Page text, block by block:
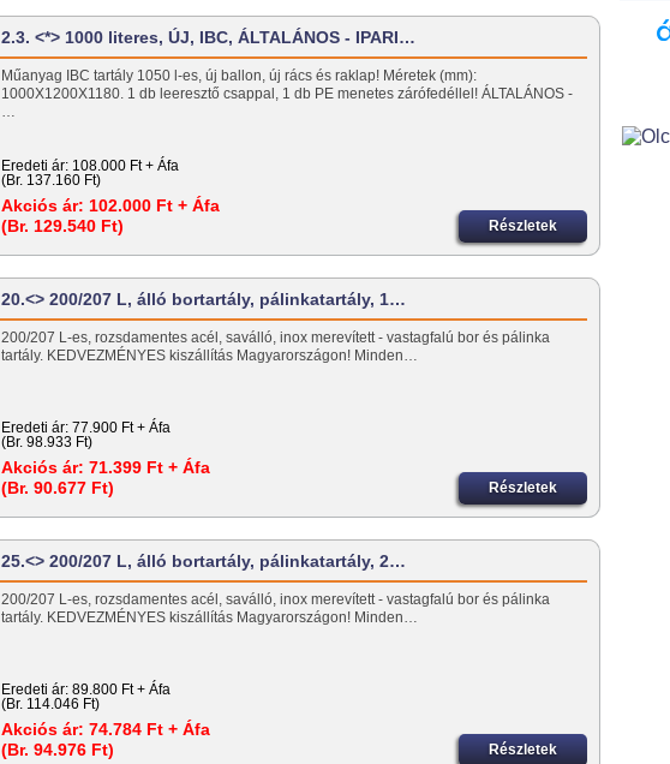
2.3. <*> 1000 literes, ÚJ, IBC, ÁLTALÁNOS - IPARI…
Műanyag IBC tartály 1050 l-es, új ballon, új rács és raklap! Méretek (mm):
1000X1200X1180. 1 db leeresztő csappal, 1 db PE menetes zárófedéllel! ÁLTALÁNOS -
…
Eredeti ár: 108.000 Ft + Áfa
(Br. 137.160 Ft)
Akciós ár: 102.000 Ft + Áfa
(Br. 129.540 Ft)
Részletek
20.<> 200/207 L, álló bortartály, pálinkatartály, 1…
200/207 L-es, rozsdamentes acél, saválló, inox merevített - vastagfalú bor és pálinka
tartály. KEDVEZMÉNYES kiszállítás Magyarországon! Minden…
Eredeti ár: 77.900 Ft + Áfa
(Br. 98.933 Ft)
Akciós ár: 71.399 Ft + Áfa
(Br. 90.677 Ft)
Részletek
25.<> 200/207 L, álló bortartály, pálinkatartály, 2…
200/207 L-es, rozsdamentes acél, saválló, inox merevített - vastagfalú bor és pálinka
tartály. KEDVEZMÉNYES kiszállítás Magyarországon! Minden…
Eredeti ár: 89.800 Ft + Áfa
(Br. 114.046 Ft)
Akciós ár: 74.784 Ft + Áfa
(Br. 94.976 Ft)
Részletek